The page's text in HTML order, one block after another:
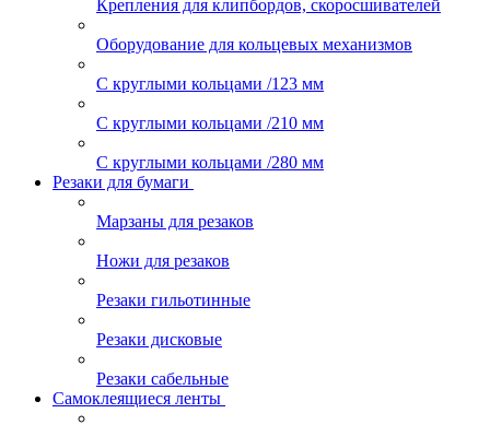
Крепления для клипбордов, скоросшивателей
Оборудование для кольцевых механизмов
С круглыми кольцами /123 мм
С круглыми кольцами /210 мм
С круглыми кольцами /280 мм
Резаки для бумаги
Марзаны для резаков
Ножи для резаков
Резаки гильотинные
Резаки дисковые
Резаки сабельные
Самоклеящиеся ленты